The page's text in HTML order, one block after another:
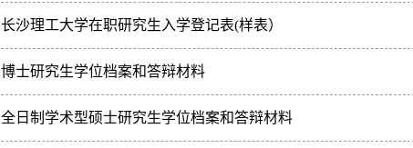
长沙理工大学在职研究生入学登记表(样表）
长沙理工大学在职研究生入学登记表(样表
博士研究生学位档案和答辩材料
博士研究生学位档案和答辩材料
全日制学术型硕士研究生学位档案和答辩材料